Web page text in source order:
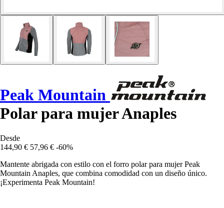
Peak Mountain
Polar para mujer Anaples
Desde
144,90 € 57,96 € -60%
Mantente abrigada con estilo con el forro polar para mujer Peak
Mountain Anaples, que combina comodidad con un diseño único.
¡Experimenta Peak Mountain!